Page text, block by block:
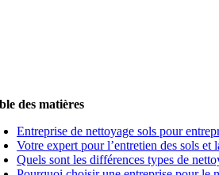
des matières
Entreprise de nettoyage sols pour
Votre expert pour l’entretien des sols et
Quels sont les différences types de